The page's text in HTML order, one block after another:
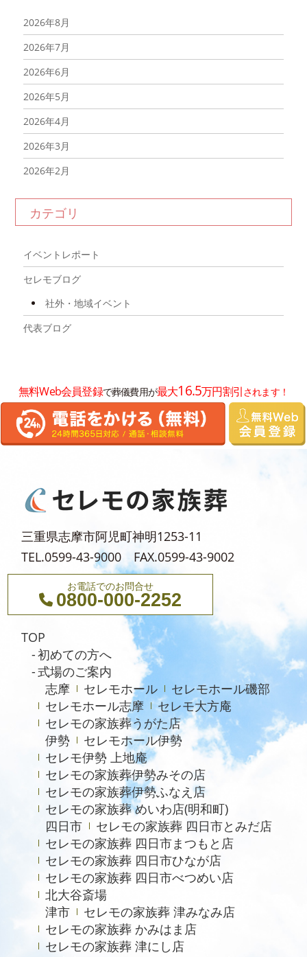
2026年8月
2026年7月
2026年6月
2026年5月
2026年4月
2026年3月
2026年2月
2026年1月
2025年12月
2025年10月
2025年8月
2025年5月
2025年4月
2025年3月
2025年1月
2024年12月
2024年11月
2024年10月
2024年9月
2024年8月
2024年5月
2023年7月
2021年4月
2020年6月
カテゴリ
イベントレポート
セレモブログ
社外・地域イベント
代表ブログ
無料Web会員登録で葬儀費用が最大16.5万円割引されます！
三重県志摩市阿児町神明1253-11
TEL.0599-43-9000 FAX.0599-43-9002
お電話でのお問合せ
0800-000-2252
TOP
初めての方へ
式場のご案内
志摩
セレモホール
セレモホール磯部
セレモホール志摩
セレモ大方庵
セレモの家族葬うがた店
伊勢
セレモホール伊勢
セレモ伊勢 上地庵
セレモの家族葬伊勢みその店
セレモの家族葬伊勢ふなえ店
セレモの家族葬 めいわ店(明和町)
四日市
セレモの家族葬 四日市とみだ店
セレモの家族葬 四日市まつもと店
セレモの家族葬 四日市ひなが店
セレモの家族葬 四日市べつめい店
北大谷斎場
津市
セレモの家族葬 津みなみ店
セレモの家族葬 かみはま店
セレモの家族葬 津にし店